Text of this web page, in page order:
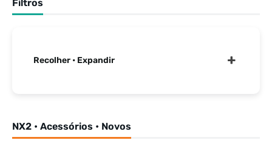
NX2 • Acessórios • Novos
Filtros
Recolher • Expandir